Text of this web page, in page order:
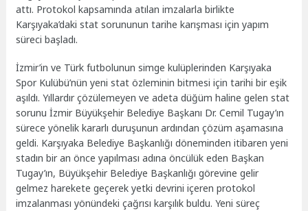
attı. Protokol kapsamında atılan imzalarla birlikte
Karşıyaka’daki stat sorununun tarihe karışması için yapım
süreci başladı.
İzmir’in ve Türk futbolunun simge kulüplerinden Karşıyaka
Spor Kulübü’nün yeni stat özleminin bitmesi için tarihi bir eşik
aşıldı. Yıllardır çözülemeyen ve adeta düğüm haline gelen stat
sorunu İzmir Büyükşehir Belediye Başkanı Dr. Cemil Tugay’ın
sürece yönelik kararlı duruşunun ardından çözüm aşamasına
geldi. Karşıyaka Belediye Başkanlığı döneminden itibaren yeni
stadın bir an önce yapılması adına öncülük eden Başkan
Tugay’ın, Büyükşehir Belediye Başkanlığı görevine gelir
gelmez harekete geçerek yetki devrini içeren protokol
imzalanması yönündeki çağrısı karşılık buldu. Yeni süreç